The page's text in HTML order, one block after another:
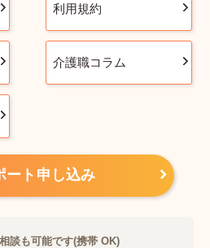
利用規約
介護職コラム
ート申し込み
談も可能です(携帯 OK)